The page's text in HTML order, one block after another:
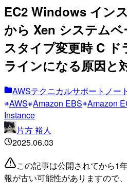
EC2 Windows イン
から Xen システム
スタイプ変更時 C ド
ラインになる原因と
AWSテクニカルサポートノート
AWS Amazon EBS Amazon
Instance
片方 裕人
2025.06.03
この記事は公開されてから1
報が古い可能性がありますので